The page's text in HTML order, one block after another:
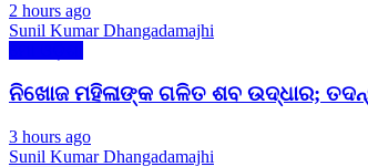
2 hours ago
Sunil Kumar Dhangadamajhi
ନିଖୋଜ ମହିଳାଙ୍କ ଗଳିତ ଶବ ଉଦ୍ଧାର;
3 hours ago
Sunil Kumar Dhangadamajhi